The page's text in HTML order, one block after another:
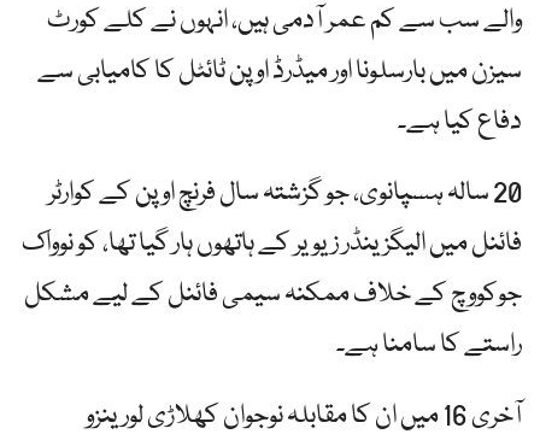
والے سب سے کم عمر آدمی ہیں، انہوں نے کلے کورٹ
سیزن میں بارسلونا اور میڈرڈ اوپن ٹائٹل کا کامیابی سے
دفاع کیا ہے۔
20 سالہ ہسپانوی، جو گزشتہ سال فرنچ اوپن کے کوارٹر
فائنل میں الیگزینڈر زیویر کے ہاتھوں ہار گیا تھا، کو نوواک
جوکووچ کے خلاف ممکنہ سیمی فائنل کے لیے مشکل
راستے کا سامنا ہے۔
آخری 16 میں ان کا مقابلہ نوجوان کھلاڑی لورینزو